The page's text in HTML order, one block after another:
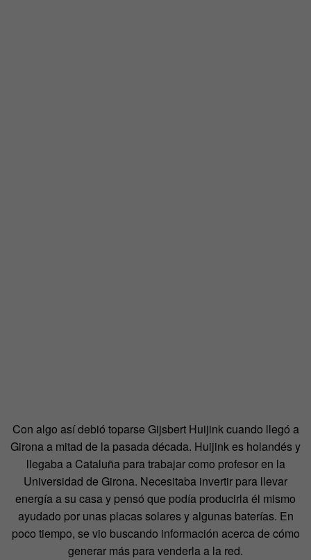
Con algo así debió toparse Gijsbert Huijink cuando llegó a
Girona a mitad de la pasada década. Huijink es holandés y
llegaba a Cataluña para trabajar como profesor en la
Universidad de Girona. Necesitaba invertir para llevar
energía a su casa y pensó que podía producirla él mismo
ayudado por unas placas solares y algunas baterías. En
poco tiempo, se vio buscando información acerca de cómo
generar más para venderla a la red.